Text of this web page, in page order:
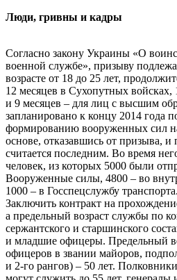
Люди, гривны и кадры
Согласно закону Украины «О
военной службе», призыву
возрасте от 18 до 25 лет,
12 месяцев в Сухопутных войсках,
и 9 месяцев – для лиц с высшим
запланировано к концу 2014 года
формированию вооруженных сил
основе, отказавшись от призыва, и
считается последним. Во время
человек, из которых 5000 были
Вооруженные силы, 4800 – во
1000 – в Госспецслужбу транспорта.
Заключить контракт на
а предельный возраст службы по
сержантского и старшинского
и младшие офицеры. Предельный
офицеров в звании майоров,
и 2-го рангов) – 50 лет.